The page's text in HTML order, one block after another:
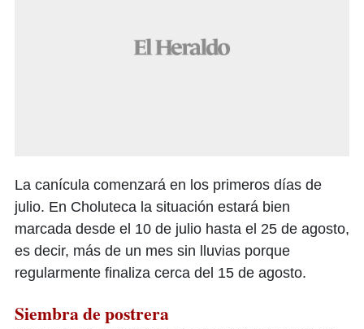
La canícula comenzará en los primeros días de
julio. En Choluteca la situación estará bien
marcada desde el 10 de julio hasta el 25 de agosto,
es decir, más de un mes sin lluvias porque
regularmente finaliza cerca del 15 de agosto.
Siembra de postrera